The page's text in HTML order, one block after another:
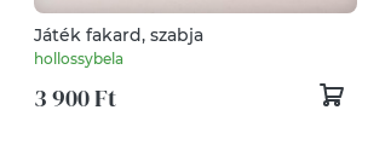
Játék fakard, szabja
hollossybela
3 900 Ft